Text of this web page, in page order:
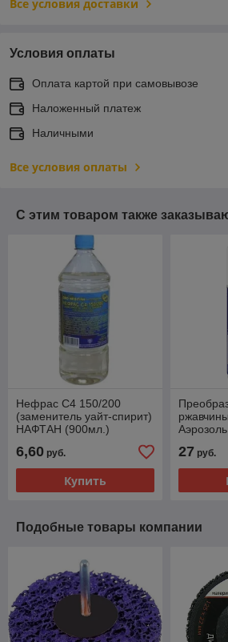
Все условия доставки
Условия оплаты
Оплата картой при самовывозе
Наложенный платеж
Наличными
Все условия оплаты
С этим товаром также
Нефрас С4 150/200
(заменитель уайт-спирит)
НАФТАН (900мл.)
6,60 руб.
Купить
Аэрозоль
27 руб.
Подобные товары компании